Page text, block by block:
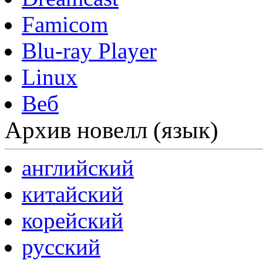
Famicom
Blu-ray Player
Linux
Веб
Архив новелл (язык)
английский
китайский
корейский
русский